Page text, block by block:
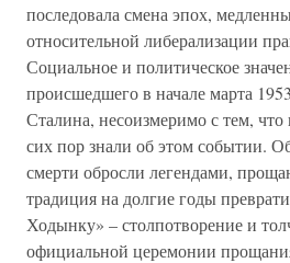
последовала смена эпох,
относительной либерализации
Социальное и политическое
происшедшего в начале марта
Сталина, несоизмеримо с тем,
сих пор знали об этом событии.
смерти обросли легендами,
традиция на долгие годы
Ходынку» – столпотворение и
официальной церемонии